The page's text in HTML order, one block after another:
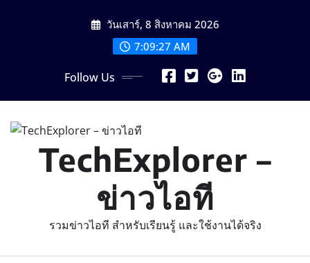
วันเสาร์, 8 สิงหาคม 2026
7:09:28 AM
Follow Us
TechExplorer –
ข่าวไอที
รวมข่าวไอที สำหรับเรียนรู้ และใช้งานได้จริง